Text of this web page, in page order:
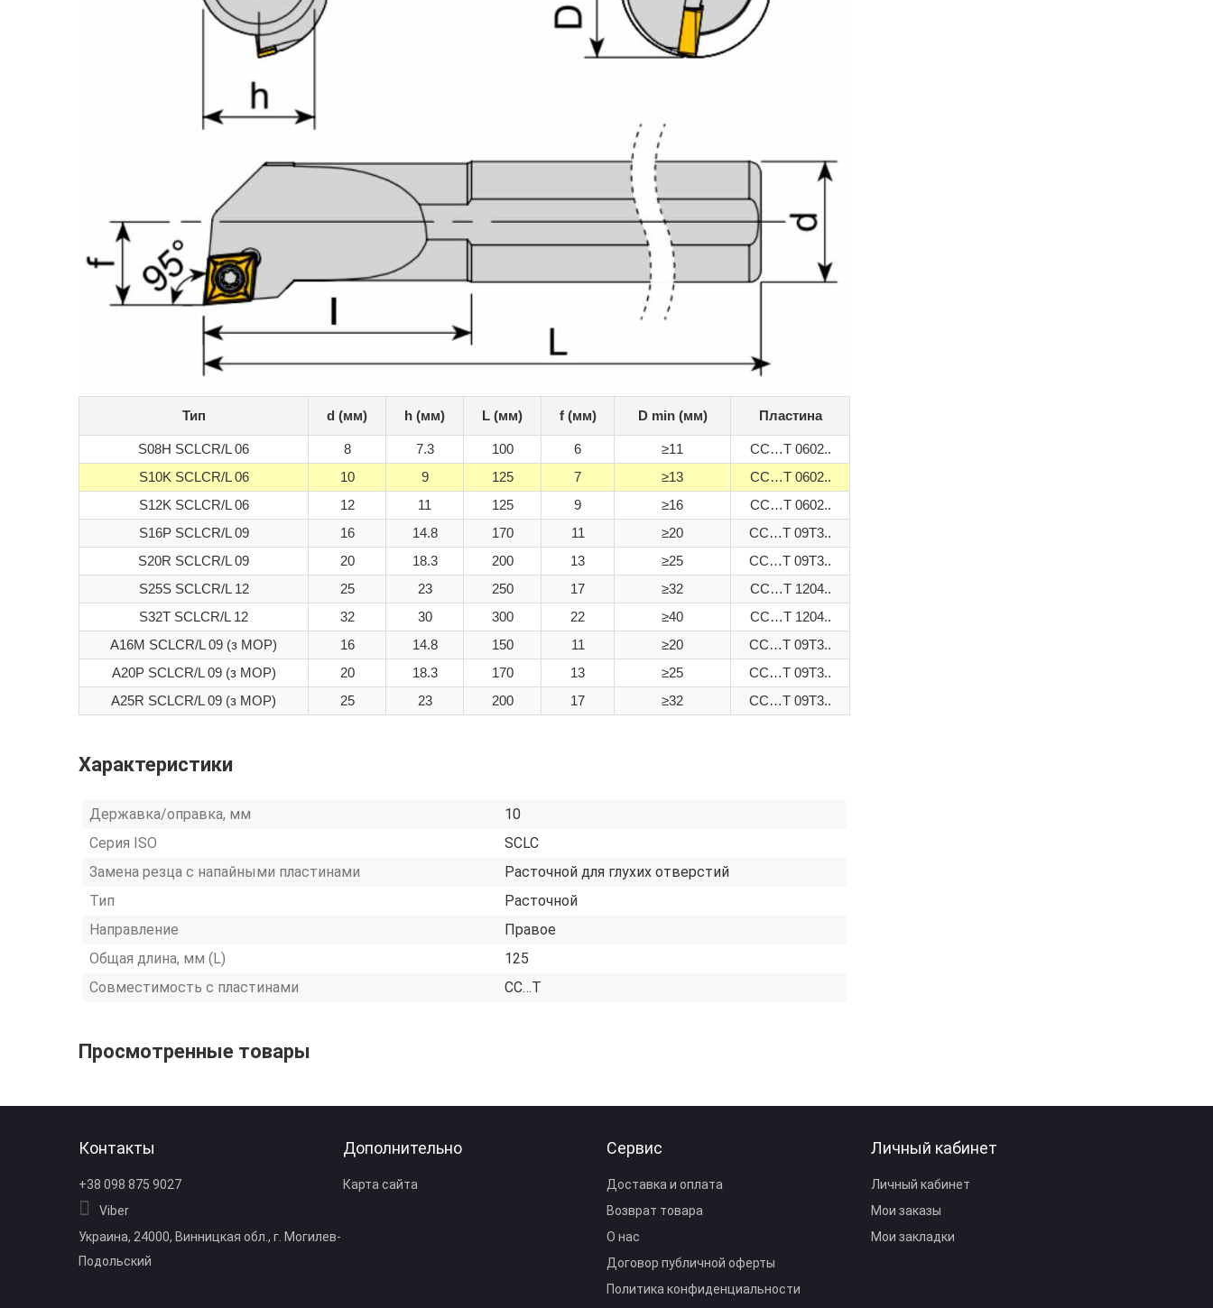
Тип d (мм) h (мм) L (мм) f (мм) D min (мм) Пластина
S08H SCLCR/L 06 8 7.3 100 6 ≥11
CC…T 0602..
S10K SCLCR/L 06
10 9 125 7 ≥13
CC…T 0602..
S12K SCLCR/L 06
12 11 125 9 ≥16
CC…T 0602..
S16P SCLCR/L 09
16 14.8 170 11 ≥20
CC…T 09T3..
S20R SCLCR/L 09
20 18.3 200 13 ≥25
CC…T 09T3..
S25S SCLCR/L 12
25 23 250 17 ≥32
CC…T 1204..
S32T SCLCR/L 12
32 30 300 22 ≥40
CC…T 1204..
A16M SCLCR/L 09 (з МОР)
16 14.8 150 11 ≥20
CC…T 09T3..
A20P SCLCR/L 09 (з МОР)
20 18.3 170 13 ≥25
CC…T 09T3..
A25R SCLCR/L 09 (з МОР)
25 23 200 17 ≥32 CC…T 09T3..
Характеристики
Державка/оправка, мм
10
Серия ISO
SCLC
Замена резца с напайными пластинами
Расточной для глухих отверстий
Тип
Расточной
Направление
Правое
Общая длина, мм (L)
125
Совместимость с пластинами
CC…T
Просмотренные товары
Контакты
+38 098 875 9027
Viber
Украина, 24000, Винницкая обл., г. Могилев-
Подольский
Дополнительно
Карта сайта
Сервис
Доставка и оплата
Возврат товара
О нас
Договор публичной оферты
Политика конфиденциальности
Личный кабинет
Личный кабинет
Мои заказы
Мои закладки